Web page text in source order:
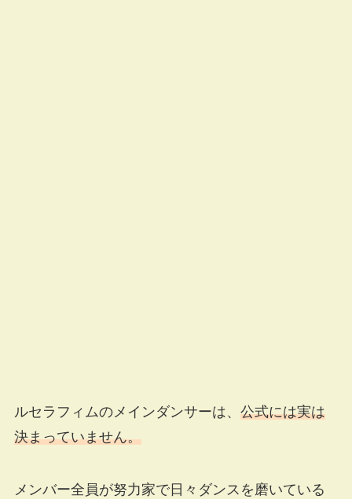
ルセラフィムのメインダンサーは、 公式には実は
決まっていません。
メンバー全員が努力家で日々ダンスを磨いている